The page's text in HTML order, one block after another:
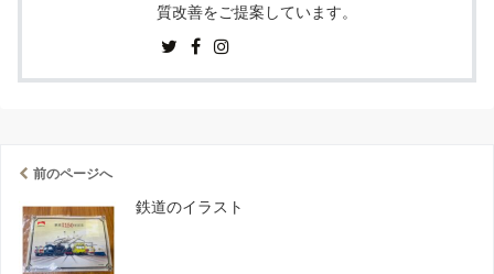
質改善をご提案しています。
前のページへ
鉄道のイラスト